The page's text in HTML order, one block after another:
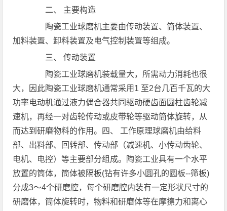
二、 主要构造
陶瓷工业球磨机主要由传动装置、筒体装置、
加料装置、卸料装置及电气控制装置等组成。
三、 传动装置
陶瓷工业球磨机装载量大，所需动力消耗也很
大，因此陶瓷工业球磨机通常采用1 至2台几百千瓦的大
功率电动机通过液力偶合器共同驱动硬齿面圆柱齿轮减
速机，再经一对齿轮传动或皮带轮等驱动筒体旋转，从
而达到研磨物料的作用。四、 工作原理球磨机由给料
部、出料部、回转部、传动部（减速机、小传动齿轮、
电机、电控）等主要部分组成。陶瓷工业具有一个水平
放置的筒体，筒体被隔板(钻有许多小圆孔的圆板--筛板)
分成3～4个研磨腔，每个研磨腔内装有一定形状尺寸的
研磨体，筒体旋转时，物料和研磨体等在摩擦力和离心